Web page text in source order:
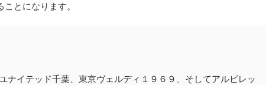
とになります。
ナイテッド千葉、東京ヴェルディ１９６９、そしてアルビレッ